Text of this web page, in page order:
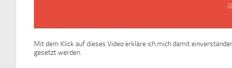
Mit dem Klick auf dieses Video erkläre ich mich damit
gesetzt werden.